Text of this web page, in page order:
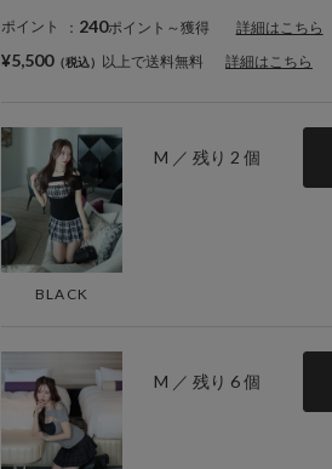
ポイント ： 240ポイント～獲得 詳細はこちら
BLACK
M ／ 残り 2 個
M ／ 残り 6 個
¥5,500 以上で送料無料 詳細はこちら